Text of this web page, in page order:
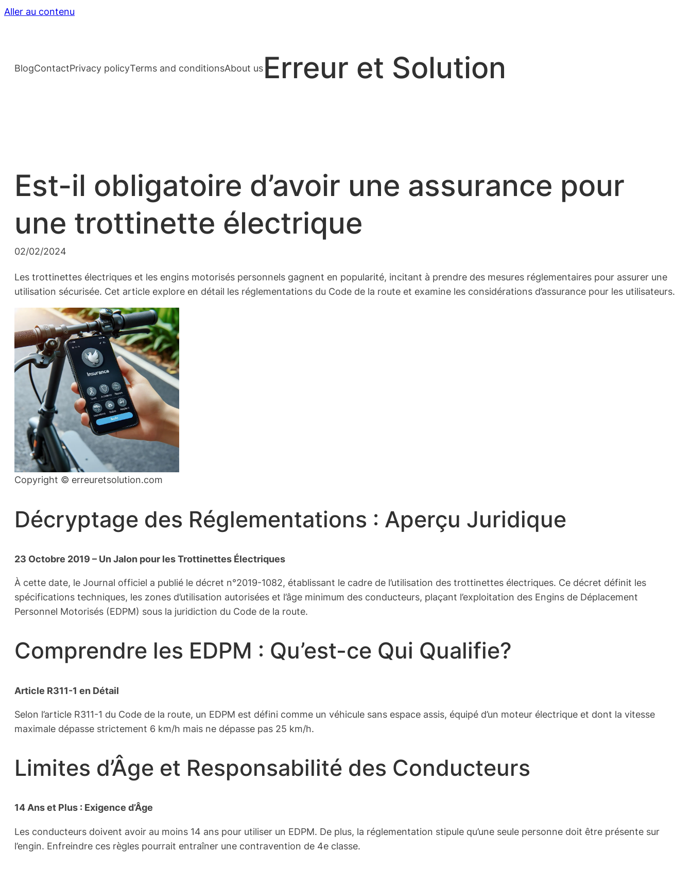
Aller au contenu
BlogContactPrivacy policyTerms and conditionsAbout usErreur et Solution
Est-il obligatoire d’avoir une assurance pour
une trottinette électrique
02/02/2024
Les trottinettes électriques et les engins motorisés personnels gagnent en popularité, incitant à prendre des mesures réglementaires pour assurer une
utilisation sécurisée. Cet article explore en détail les réglementations du Code de la route et examine les considérations d’assurance pour les utilisateurs.
Copyright ©️ erreuretsolution.com
Décryptage des Réglementations : Aperçu Juridique
23 Octobre 2019 – Un Jalon pour les Trottinettes Électriques
À cette date, le Journal officiel a publié le décret n°2019-1082, établissant le cadre de l’utilisation des trottinettes électriques. Ce décret définit les
spécifications techniques, les zones d’utilisation autorisées et l’âge minimum des conducteurs, plaçant l’exploitation des Engins de Déplacement
Personnel Motorisés (EDPM) sous la juridiction du Code de la route.
Comprendre les EDPM : Qu’est-ce Qui Qualifie?
Article R311-1 en Détail
Selon l’article R311-1 du Code de la route, un EDPM est défini comme un véhicule sans espace assis, équipé d’un moteur électrique et dont la vitesse
maximale dépasse strictement 6 km/h mais ne dépasse pas 25 km/h.
Limites d’Âge et Responsabilité des Conducteurs
14 Ans et Plus : Exigence d’Âge
Les conducteurs doivent avoir au moins 14 ans pour utiliser un EDPM. De plus, la réglementation stipule qu’une seule personne doit être présente sur
l’engin. Enfreindre ces règles pourrait entraîner une contravention de 4e classe.